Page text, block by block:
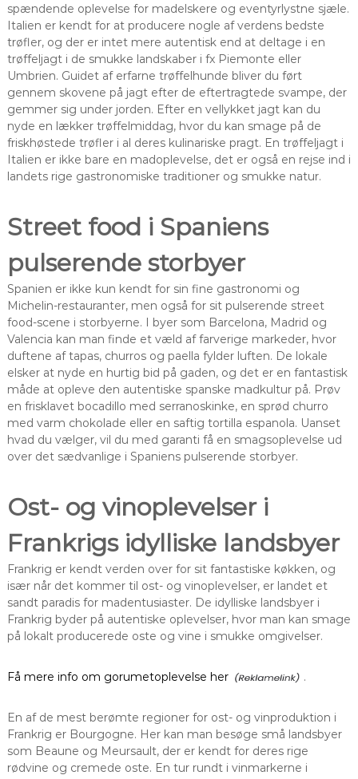
spændende oplevelse for madelskere og eventyrlystne sjæle.
Italien er kendt for at producere nogle af verdens bedste
trøfler, og der er intet mere autentisk end at deltage i en
trøffeljagt i de smukke landskaber i fx Piemonte eller
Umbrien. Guidet af erfarne trøffelhunde bliver du ført
gennem skovene på jagt efter de eftertragtede svampe, der
gemmer sig under jorden. Efter en vellykket jagt kan du
nyde en lækker trøffelmiddag, hvor du kan smage på de
friskhøstede trøfler i al deres kulinariske pragt. En trøffeljagt i
Italien er ikke bare en madoplevelse, det er også en rejse ind i
landets rige gastronomiske traditioner og smukke natur.
Street food i Spaniens
pulserende storbyer
Spanien er ikke kun kendt for sin fine gastronomi og
Michelin-restauranter, men også for sit pulserende street
food-scene i storbyerne. I byer som Barcelona, Madrid og
Valencia kan man finde et væld af farverige markeder, hvor
duftene af tapas, churros og paella fylder luften. De lokale
elsker at nyde en hurtig bid på gaden, og det er en fantastisk
måde at opleve den autentiske spanske madkultur på. Prøv
en frisklavet bocadillo med serranoskinke, en sprød churro
med varm chokolade eller en saftig tortilla espanola. Uanset
hvad du vælger, vil du med garanti få en smagsoplevelse ud
over det sædvanlige i Spaniens pulserende storbyer.
Ost- og vinoplevelser i
Frankrigs idylliske landsbyer
Frankrig er kendt verden over for sit fantastiske køkken, og
især når det kommer til ost- og vinoplevelser, er landet et
sandt paradis for madentusiaster. De idylliske landsbyer i
Frankrig byder på autentiske oplevelser, hvor man kan smage
på lokalt producerede oste og vine i smukke omgivelser.
Få mere info om gorumetoplevelse her .
En af de mest berømte regioner for ost- og vinproduktion i
Frankrig er Bourgogne. Her kan man besøge små landsbyer
som Beaune og Meursault, der er kendt for deres rige
rødvine og cremede oste. En tur rundt i vinmarkerne i